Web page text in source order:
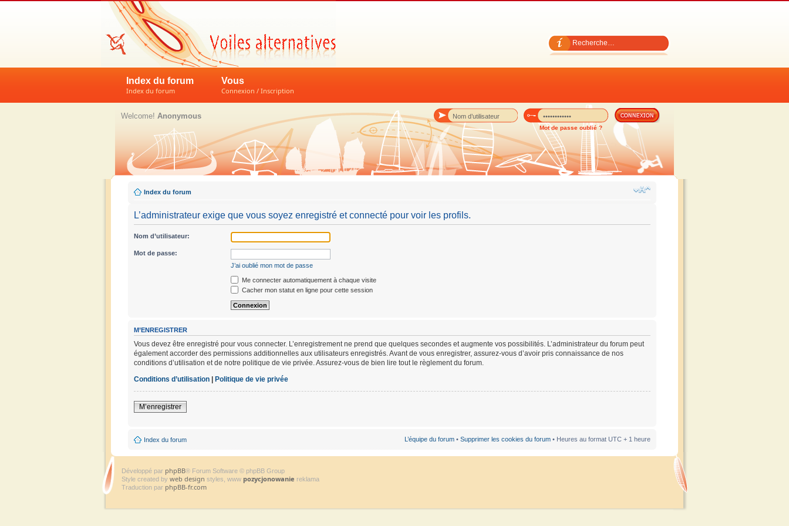
Index du forum
Index du forum
Vous
Connexion / Inscription
Mot de passe oublié ?
Welcome! Anonymous
Index du forum
L’administrateur exige que vous soyez enregistré et connecté pour voir les profils.
Nom d’utilisateur:
Mot de passe:
J’ai oublié mon mot de passe
Me connecter automatiquement à chaque visite
Cacher mon statut en ligne pour cette session
M’ENREGISTRER
Vous devez être enregistré pour vous connecter. L’enregistrement ne prend que quelques secondes et augmente vos possibilités. L’administrateur du forum peut
également accorder des permissions additionnelles aux utilisateurs enregistrés. Avant de vous enregistrer, assurez-vous d’avoir pris connaissance de nos
conditions d’utilisation et de notre politique de vie privée. Assurez-vous de bien lire tout le règlement du forum.
Conditions d’utilisation | Politique de vie privée
M’enregistrer
Index du forum L’équipe du forum • Supprimer les cookies du forum • Heures au format UTC + 1 heure
Développé par phpBB® Forum Software © phpBB Group
Style created by web design styles, www pozycjonowanie reklama
Traduction par phpBB-fr.com